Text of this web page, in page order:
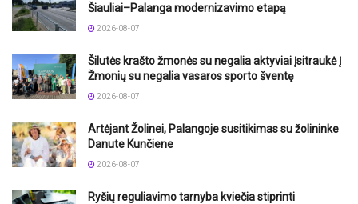
Šiauliai–Palanga modernizavimo etapą
2026-08-07
Šilutės krašto žmonės su negalia aktyviai įsitraukė į
Žmonių su negalia vasaros sporto šventę
2026-08-07
Artėjant Žolinei, Palangoje susitikimas su žolininke
Danute Kunčiene
2026-08-07
Ryšių reguliavimo tarnyba kviečia stiprinti